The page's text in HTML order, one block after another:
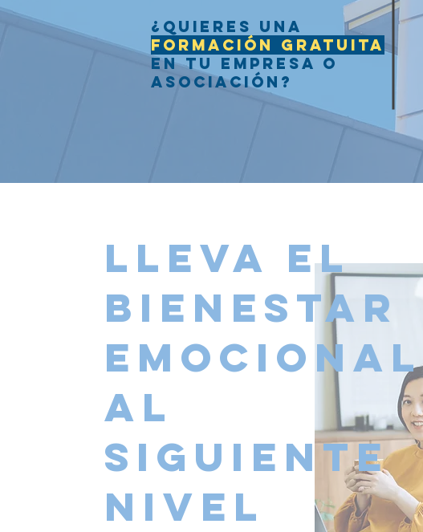
¿Quieres una
formación gratuita
en tu empresa o
asociación?
Lleva el
bienestar
emocional
al
siguiente
nivel